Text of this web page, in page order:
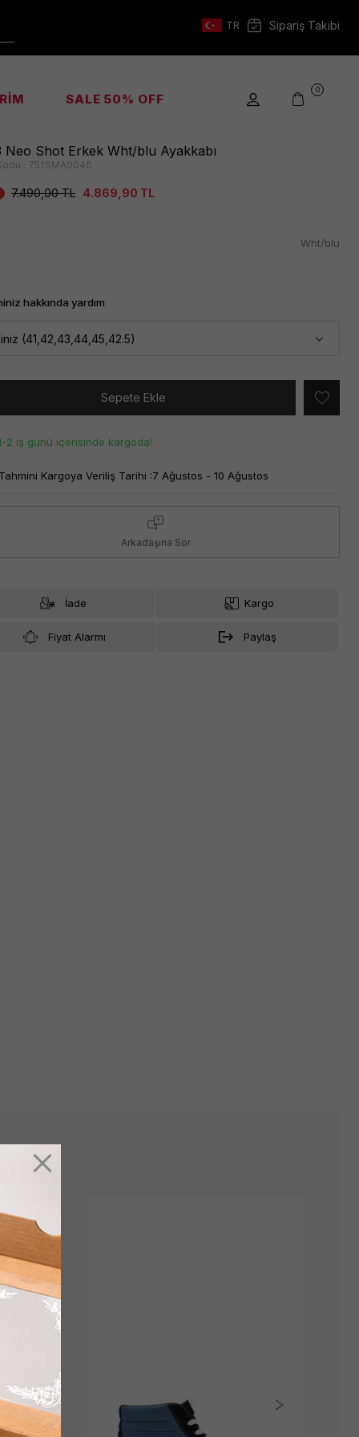
TR Sipariş Takibi
SALE 50% OFF
0
Neo Shot Erkek Wht/blu Ayakkabı
: 751SMA0046
7.490,00TL 4.869,90 TL
Wht/blu
hakkında yardım
(41,42,43,44,45,42.5)
Sepete Ekle
2 iş günü içerisinde kargoda!
Tahmini Kargoya Veriliş Tarihi :7 Ağustos - 10 Ağustos
Arkadaşına Sor
İade Kargo
Fiyat Alarmı Paylaş